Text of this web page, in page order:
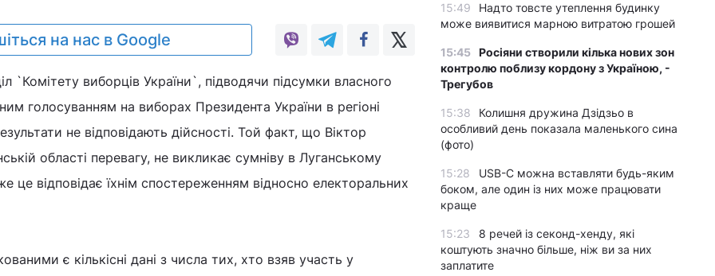
на нас в Google
`Комітету виборців України`, підводячи підсумки власного
голосуванням на виборах Президента України в регіоні
не відповідають дійсності. Той факт, що Віктор
області перевагу, не викликає сумніву в Луганському
це відповідає їхнім спостереженням відносно електоральних
є кількісні дані з числа тих, хто взяв участь у
15:49
Надто товсте утеплення будинку
може виявитися марною витратою грошей
15:45 Росіяни створили кілька нових зон
контролю поблизу кордону з Україною, -
Трегубов
15:38
Колишня дружина Дзідзьо в
особливий день показала маленького сина
(фото)
15:28
USB-C можна вставляти будь-яким
боком, але один із них може працювати
краще
15:23
8 речей із секонд-хенду, які
коштують значно більше, ніж ви за них
заплатите